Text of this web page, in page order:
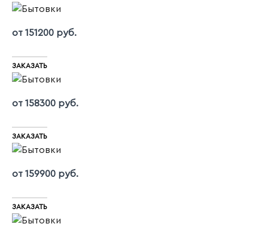
от 151200 руб.
ЗАКАЗАТЬ
от 158300 руб.
ЗАКАЗАТЬ
от 159900 руб.
ЗАКАЗАТЬ